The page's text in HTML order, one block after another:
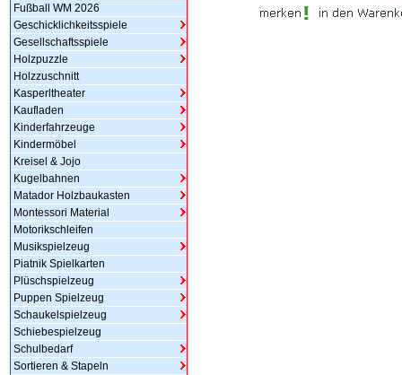
Fußball WM 2026
Geschicklichkeitsspiele
Gesellschaftsspiele
Holzpuzzle
Holzzuschnitt
Kasperltheater
Kaufladen
Kinderfahrzeuge
Kindermöbel
Kreisel & Jojo
Kugelbahnen
Matador Holzbaukasten
Montessori Material
Motorikschleifen
Musikspielzeug
Piatnik Spielkarten
Plüschspielzeug
Puppen Spielzeug
Schaukelspielzeug
Schiebespielzeug
Schulbedarf
Sortieren & Stapeln